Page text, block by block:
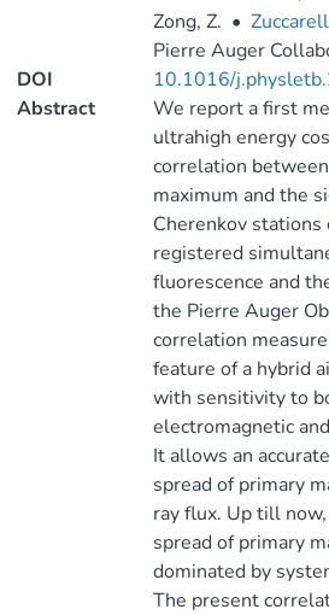
Zong, Z. •
Pierre Auger
DOI
10.1016/
Abstract
We report a first
ultrahigh energy
correlation
maximum and the
Cherenkov
registered
fluorescence and
the Pierre Auger
correlation
feature of a hybrid
with sensitivity to
electromagnetic
It allows an
spread of primary
ray flux. Up till
spread of primary
dominated by
The present